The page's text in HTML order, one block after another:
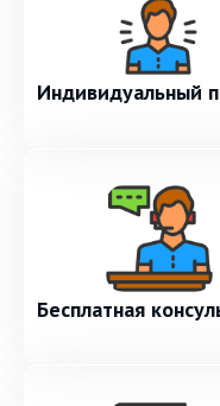
Индивидуальный
Бесплатная